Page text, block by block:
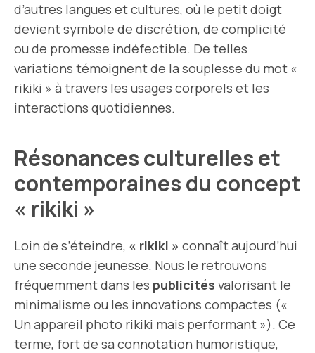
d’autres langues et cultures, où le petit doigt
devient symbole de discrétion, de complicité
ou de promesse indéfectible. De telles
variations témoignent de la souplesse du mot «
rikiki » à travers les usages corporels et les
interactions quotidiennes.
Résonances culturelles et
contemporaines du concept
« rikiki »
Loin de s’éteindre, « rikiki » connaît aujourd’hui
une seconde jeunesse. Nous le retrouvons
fréquemment dans les publicités valorisant le
minimalisme ou les innovations compactes («
Un appareil photo rikiki mais performant »). Ce
terme, fort de sa connotation humoristique,